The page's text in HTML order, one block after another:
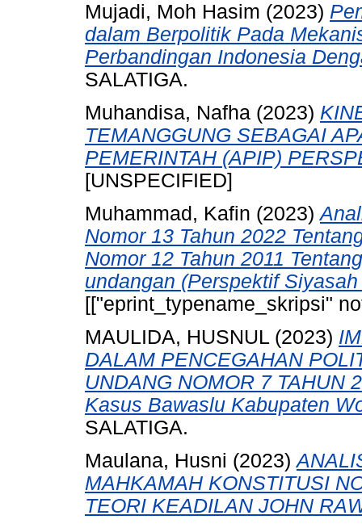
Mujadi, Moh Hasim (2023)
dalam Berpolitik Pada
Perbandingan Indonesia
SALATIGA.
Muhandisa, Nafha (2023)
TEMANGGUNG SEBAGAI
PEMERINTAH (APIP)
[UNSPECIFIED]
Muhammad, Kafin (2023)
Nomor 13 Tahun 2022
Nomor 12 Tahun 2011
undangan (Perspektif
[["eprint_typename_skripsi"
MAULIDA, HUSNUL (2023)
DALAM PENCEGAHAN
UNDANG NOMOR 7 TAHUN
Kasus Bawaslu Kabupaten
SALATIGA.
Maulana, Husni (2023)
MAHKAMAH KONSTITUSI
TEORI KEADILAN JOHN